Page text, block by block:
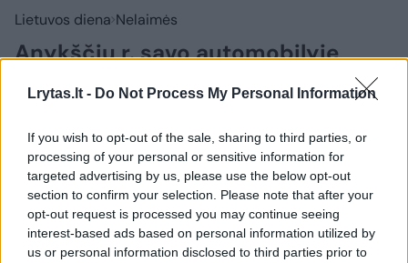
Lrytas.lt - Do Not Process My Personal Information
If you wish to opt-out of the sale, sharing to third parties, or
processing of your personal or sensitive information for
targeted advertising by us, please use the below opt-out
section to confirm your selection. Please note that after your
opt-out request is processed you may continue seeing
interest-based ads based on personal information utilized by
us or personal information disclosed to third parties prior to
Lietuvos diena Nelaimės
Anykščių r. savo automobilyje
rastas peršautas vyras, šalia –
teisėtai laikytas pistoletas
2026 m. rugpjūčio 9 d. 05:23
Lrytas.lt